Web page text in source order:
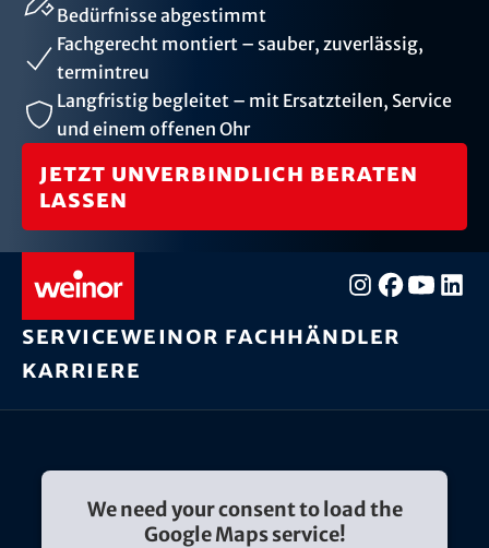
Bedürfnisse abgestimmt
Fachgerecht montiert – sauber, zuverlässig,
termintreu
Langfristig begleitet – mit Ersatzteilen, Service
und einem offenen Ohr
Jetzt unverbindlich beraten
lassen
Serviceweinor Fachhändler
Karriere
We need your consent to load the
Google Maps service!